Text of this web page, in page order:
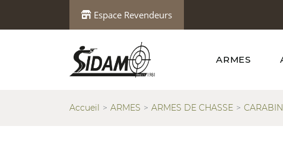
Espace Revendeurs
ARMES
Accueil ARMES ARMES DE CHASSE